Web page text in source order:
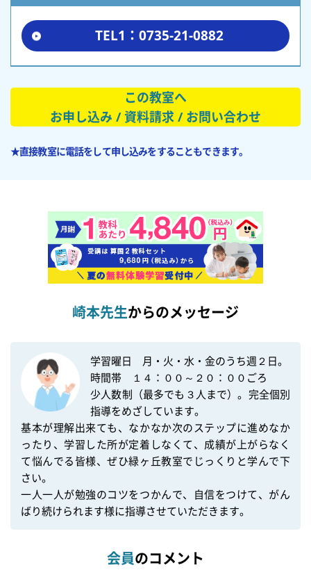
TEL1：0735-21-0882
この教室へ
お申し込み / 資料請求 / お問い合わせ
★直接教室に電話をして申し込みをすることもできます。
崎本先生からのメッセージ
学習曜日　月・火・水・金のうち週２日。
時間帯　１４：００～２０：００ごろ
少人数制（最多でも３人まで）。完全個別
指導をめざしています。
基本が理解出来ても、なかなか次のステップに進めなか
ったり、学習した所が定着しなくて、成績が上がらなく
て悩んでる皆様、ぜひ緑ヶ丘教室でじっくりと学んで下
さい。
一人一人が勉強のコツをつかんで、自信をつけて、がん
ばり続けられます様に指導させていただきます。
会員のコメント